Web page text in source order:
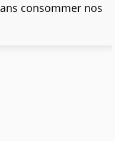
consommer nos